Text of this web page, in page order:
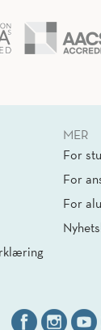
MER
For
For
For